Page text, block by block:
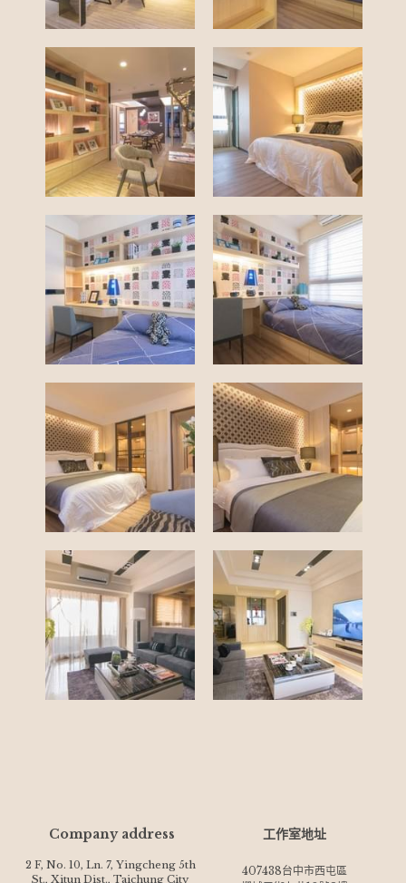
Company address
2 F, No. 10, Ln. 7, Yingcheng 5th
St., Xitun Dist., Taichung City
工作室地址
407438台中市西屯區